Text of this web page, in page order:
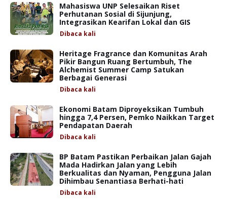
Mahasiswa UNP Selesaikan Riset
Perhutanan Sosial di Sijunjung,
Integrasikan Kearifan Lokal dan GIS
Dibaca kali
Heritage Fragrance dan Komunitas Arah
Pikir Bangun Ruang Bertumbuh, The
Alchemist Summer Camp Satukan
Berbagai Generasi
Dibaca kali
Ekonomi Batam Diproyeksikan Tumbuh
hingga 7,4 Persen, Pemko Naikkan Target
Pendapatan Daerah
Dibaca kali
BP Batam Pastikan Perbaikan Jalan Gajah
Mada Hadirkan Jalan yang Lebih
Berkualitas dan Nyaman, Pengguna Jalan
Dihimbau Senantiasa Berhati-hati
Dibaca kali